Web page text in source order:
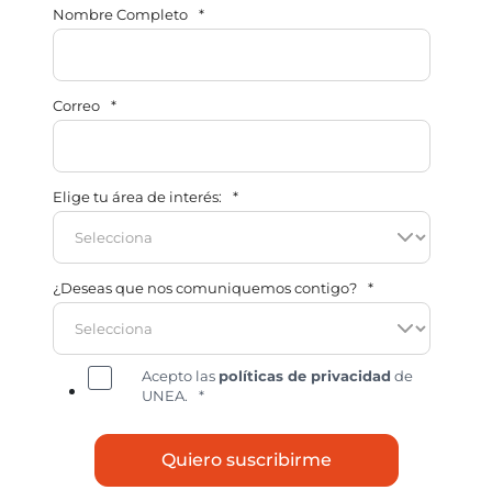
Nombre Completo *
Correo *
Elige tu área de interés: *
¿Deseas que nos comuniquemos contigo? *
Acepto las políticas de privacidad de
UNEA.
*